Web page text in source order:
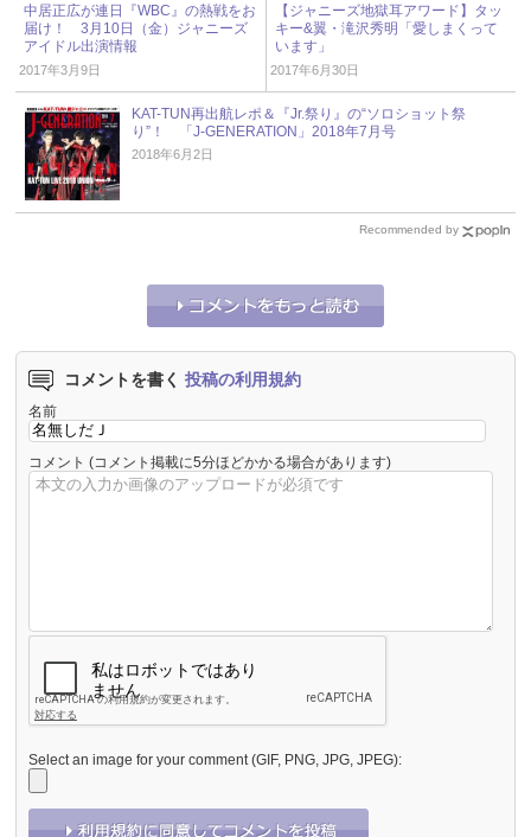
中居正広が連日『WBC』の熱戦をお
届け！ 3月10日（金）ジャニーズ
アイドル出演情報
2017年3月9日
【ジャニーズ地獄耳アワード】タッ
キー&翼・滝沢秀明「愛しまくって
います」
2017年6月30日
KAT-TUN再出航レポ＆『Jr.祭り』の“ソロショット祭
り”！ 「J-GENERATION」2018年7月号
2018年6月2日
Recommended by
コメントを書く 投稿の利用規約
名前
コメント (コメント掲載に5分ほどかかる場合があります)
Select an image for your comment (GIF, PNG, JPG, JPEG):